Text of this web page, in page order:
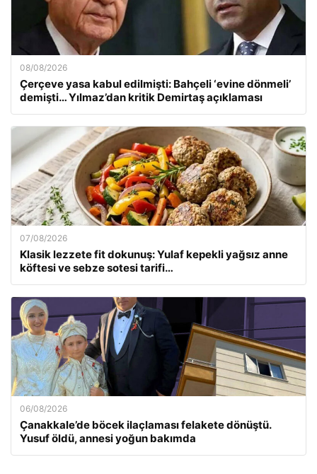
08/08/2026
Çerçeve yasa kabul edilmişti: Bahçeli ‘evine dönmeli’
demişti… Yılmaz’dan kritik Demirtaş açıklaması
07/08/2026
Klasik lezzete fit dokunuş: Yulaf kepekli yağsız anne
köftesi ve sebze sotesi tarifi…
06/08/2026
Çanakkale’de böcek ilaçlaması felakete dönüştü.
Yusuf öldü, annesi yoğun bakımda